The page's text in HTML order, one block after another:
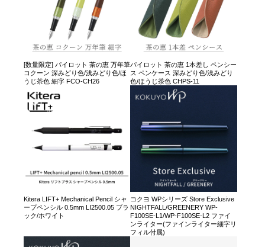
[数量限定] パイロット 茶の恵 万年筆
コクーン 深みどり色/浅みどり色/ほ
うじ茶色 細字 FCO-CH26
パイロット 茶の恵 1本差し ペンシー
ス ペンケース 深みどり色/浅みどり
色/ほうじ茶色 CHPS-11
Kitera LIFT+ Mechanical Pencil シャ
ープペンシル 0.5mm LI2500.05 ブラ
ック/ホワイト
コクヨ WPシリーズ Store Exclusive
NIGHTFALL/GREENERY WP-
F100SE-L1/WP-F100SE-L2 ファイ
ンライター(ファインライター細字リ
フィル付属)